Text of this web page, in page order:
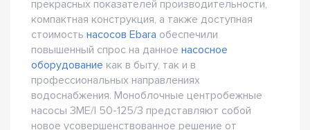
прекрасных показателей производительности,
компактная конструкция, а также доступная
стоимость насосов Ebara обеспечили
повышенный спрос на данное насосное
оборудование как в быту, так и в
профессиональных направлениях
водоснабжения. Моноблочные центробежные
насосы 3ME/I 50-125/3 представляют собой
новое усовершенствованное решение от